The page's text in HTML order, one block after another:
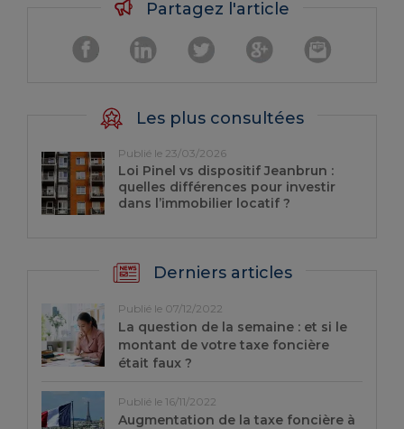
Partagez l'article
Les plus consultées
Publié le 23/03/2026
Loi Pinel vs dispositif Jeanbrun :
quelles différences pour investir
dans l’immobilier locatif ?
Derniers articles
Publié le 07/12/2022
La question de la semaine : et si le
montant de votre taxe foncière
était faux ?
Publié le 16/11/2022
Augmentation de la taxe foncière à